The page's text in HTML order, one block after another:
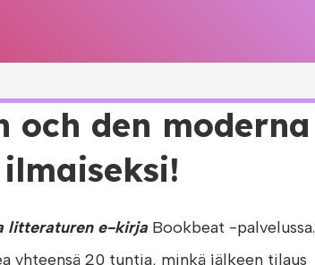
och den moderna
litteraturen e-kirja Bookbeat -palvelussa.
yhteensä 20 tuntia, minkä jälkeen tilaus